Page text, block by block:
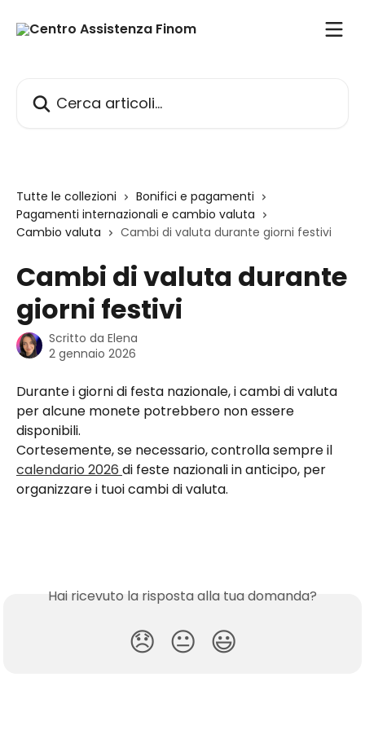
Tutte le collezioni
Bonifici e pagamenti
Pagamenti internazionali e cambio valuta
Cambio valuta
Cambi di valuta durante giorni festivi
Cambi di valuta durante
giorni festivi
Scritto da Elena
2 gennaio 2026
Durante i giorni di festa nazionale, i cambi di valuta
per alcune monete potrebbero non essere
disponibili.
Cortesemente, se necessario, controlla sempre il
calendario 2026 di feste nazionali in anticipo, per
organizzare i tuoi cambi di valuta.
Hai ricevuto la risposta alla tua domanda?
😞 😐 😃